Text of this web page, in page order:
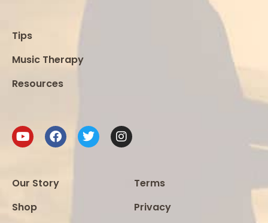
Tips
Music Therapy
Resources
Our Story
Shop
Terms
Privacy